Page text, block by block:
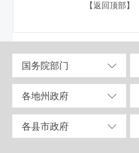
【返回顶部】
国务院部门
各地州政府
各县市政府